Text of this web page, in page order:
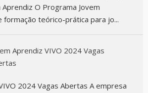
O Programa Jovem
formação teórico-prática para jo...
Aprendiz VIVO 2024 Vagas
2024 Vagas Abertas A empresa